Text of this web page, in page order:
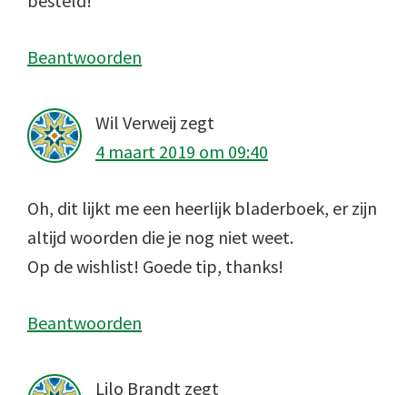
Beantwoorden
Wil Verweij zegt
4 maart 2019 om 09:40
Oh, dit lijkt me een heerlijk bladerboek, er zijn
altijd woorden die je nog niet weet.
Op de wishlist! Goede tip, thanks!
Beantwoorden
Lilo Brandt zegt